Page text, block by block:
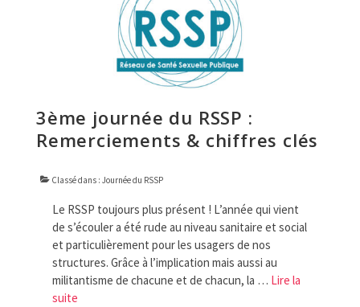
3ème journée du RSSP :
Remerciements & chiffres clés
Classé dans : Journée du RSSP
Le RSSP toujours plus présent ! L’année qui vient
de s’écouler a été rude au niveau sanitaire et social
et particulièrement pour les usagers de nos
structures. Grâce à l’implication mais aussi au
militantisme de chacune et de chacun, la … Lire la
suite­­